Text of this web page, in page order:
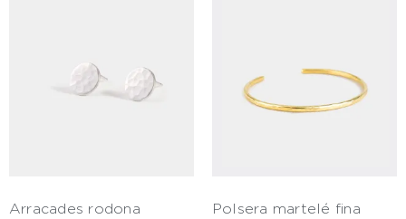
Arracades rodona Polsera martelé fina